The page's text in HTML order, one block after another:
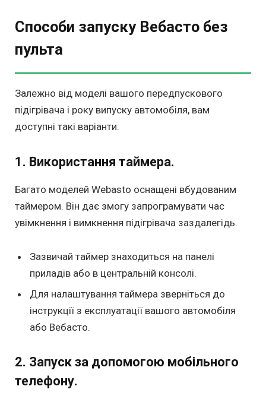
Способи запуску Вебасто без
пульта
Залежно від моделі вашого передпускового
підігрівача і року випуску автомобіля, вам
доступні такі варіанти:
1. Використання таймера.
Багато моделей Webasto оснащені вбудованим
таймером. Він дає змогу запрограмувати час
увімкнення і вимкнення підігрівача заздалегідь.
Зазвичай таймер знаходиться на панелі
приладів або в центральній консолі.
Для налаштування таймера зверніться до
інструкції з експлуатації вашого автомобіля
або Вебасто.
2. Запуск за допомогою мобільного
телефону.